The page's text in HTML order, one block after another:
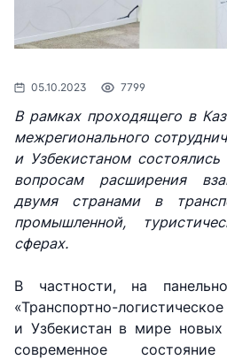
05.10.2023 7799
В рамках проходящего в
межрегионального
и Узбекистаном
вопросам расширения
двумя странами в
промышленной,
сферах.
В частности, на
«Транспортно-
и Узбекистан в мире
современное